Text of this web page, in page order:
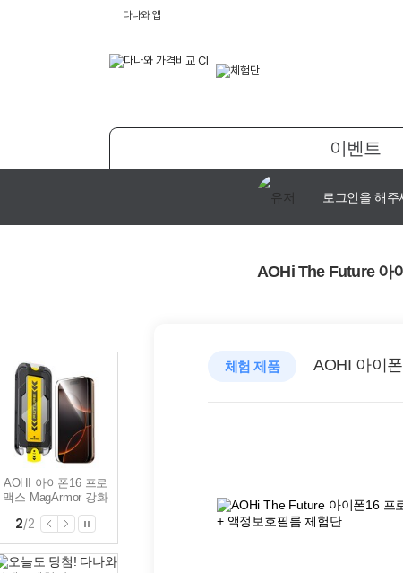
다나와 앱
이벤트
로그인을 해주
AOHI 아이폰16 프로
맥스 맥세이프
MagArmor 마그네틱
케이스 AOC-A002
1/2
AOHi The Future 아
체험 제품 AOHI 아이